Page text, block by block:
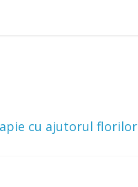
cu ajutorul florilor